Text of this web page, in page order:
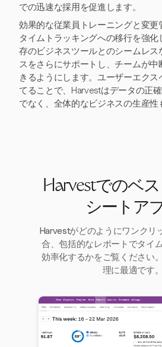
での迅速な採用を促進します。
効果的な従業員トレーニングと変
タイムトラッキングへの移行を強
存のビジネスツールとのシームレス
スをさらにサポートし、チームが
きるようにします。ユーザーエクス
てることで、Harvestはデータの正
でなく、全体的なビジネスの生産性
Harvestでのベ
シートア
Harvestがどのようにワンクリ
合、包括的なレポートでタイ
効率化するかをご覧ください
理に最適です。